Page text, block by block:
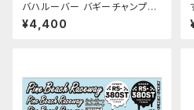
バハルーバー バギーチャンプボ
ディ用 ブラック PBRW-3D04B
K BAJA louver For Buggy C
¥4,400